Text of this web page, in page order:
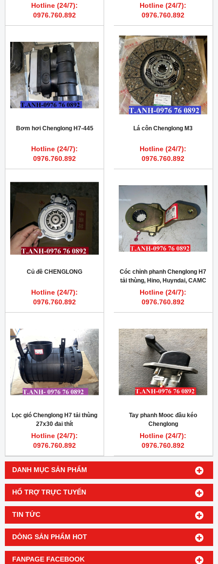
DANH MỤC SẢN PHẨM
HỔ TRỢ TRỰC TUYẾN
TIN TỨC
DÒNG SẢN PHẨM HOT
FANPAGE FACEBOOK
Hotline (24/7):
0976.760.892
Hotline (24/7):
0976.760.892
Bơm hơi Chenglong H7-445
Hotline (24/7):
0976.760.892
Lá côn Chenglong M3
Hotline (24/7):
0976.760.892
Củ đề CHENGLONG
Hotline (24/7):
0976.760.892
Cóc chỉnh phanh Chenglong H7
tải thùng, Hino, Huyndai, CAMC
Hotline (24/7):
0976.760.892
Lọc gió Chenglong H7 tải thùng
27x30 đai thít
Hotline (24/7):
0976.760.892
Tay phanh Mooc đầu kéo
Chenglong
Hotline (24/7):
0976.760.892